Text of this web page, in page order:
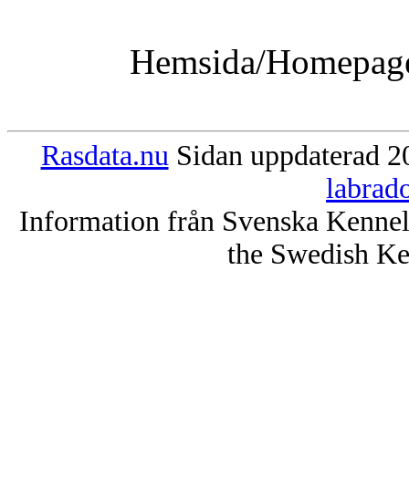
Hemsida/
Rasdata.nu Sidan uppdaterad
Information från Svenska
the Swedish